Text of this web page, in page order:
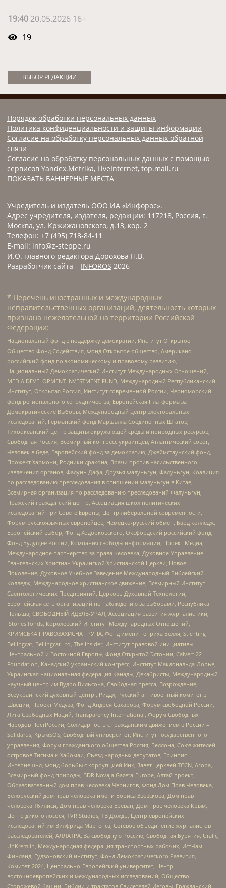
19:40 20.05.2026 16+
19
ВЫБОР РЕДАКЦИИ
Порядок обработки персональных данных
Политика конфиденциальности и защиты информации
Согласие на обработку персональных данных обратной
связи
Согласие на обработку персональных данных с помощью
сервисов Yandex.Metrika, LiveInternet, top.mail.ru
ПОКАЗАТЬ БАННЕРНЫЕ МЕСТА
Учредитель и издатель ООО ИА «Инфорос».
Адрес учредителя, издателя, редакции: 117218, Россия, г.
Москва, ул. Кржижановского, д.13, кор. 2
Телефон: +7 (495) 718-84-11
E-mail: info@z-steppe.ru
И.О. главного редактора Дорохова Н.В.
Разработчик сайта – INFOROS 2026
* Перечень иностранных и международных
неправительственных организаций, деятельность которых
признана нежелательной на территории Российской
Федерации:
Национальный фонд в поддержку демократии, Институт Открытое
Общество Фонд Содействия, Фонд Открытое общество, Американо-
российский фонд по экономическому и правовому развитию,
Национальный Демократический Институт Международных Отношений,
MEDIA DEVELOPMENT INVESTMENT FUND, Международный Республиканский
Институт, Открытая Россия, Институт современной России, Черноморский
фонд регионального сотрудничества, Европейская Платформа за
Демократические Выборы, Международный центр электоральных
исследований, Германский фонд Маршалла Соединенных Штатов,
Тихоокеанский центр защиты окружающей среды и природных ресурсов,
Свободная Россия, Всемирный конгресс украинцев, Атлантический совет,
Человек в беде, Европейский фонд за демократию, Джеймстаунский фонд,
Прожект Хармони, Родники дракона, Врачи против насильственного
извлечения органов, Фалунь Дафа, Друзья Фалуньгун, Фалуньгун, Коалиция
по расследованию преследования в отношении Фалуньгун в Китае,
Всемирная организация по расследованию преследований Фалуньгун,
Пражский гражданский центр, Ассоциация школ политических
исследований при Совете Европы, Центр либеральной современности,
Форум русскоязычных европейцев, Немецко-русский обмен, Бард колледж,
Европейский выбор, Фонд Ходорковского, Оксфордский российский фонд,
Фонд Будущее России, Компания свободы информации, Проект Медиа,
Международное партнерство за права человека, Духовное Управление
Евангельских Христиан Украинской Христианской Церкви, Новое
Поколение, Духовное Учебное Заведение Международный Библейский
Колледж, Международное христианское движение, Всемирный Институт
Саентологических Предприятий, Церковь Духовной Технологии,
Европейская сеть организаций по наблюдению за выборами, Республика
Польша, СВОБОДНЫЙ ИДЕЛЬ-УРАЛ, Ассоциация развития журналистики,
IStories fonds, Королевский Институт Международных Отношений,
КРИМСЬКА ПРАВОЗАХИСНА ГРУПА, Фонд имени Генриха Бёлля, Stichting
Bellingcat, Bellingcat Ltd, The Insider, Институт правовой инициативы
Центральной и Восточной Европы, Фонд Открытой Эстонии, Calvert 22
Foundation, Канадский украинский конгресс, Институт Макдональда-Лорье,
Украинская национальная федерация Канады, Декабристы, Международный
научный центр им Вудро Вильсона, Свободная пресса, Возрождение,
Всеукраинский духовный центр , Риддл, Русский антивоенный комитет в
Швеции, Проект Медуза, Фонд Андрея Сахарова, Форум свободной России,
Лига Свободных Наций, Transparеncy International, Форум Свободных
Народов ПостРоссии, Солидарность с гражданским движением в России –
Solidarus, КрымSOS, Свободный университет, Институт государственного
управления, Форум гражданского общества Россия, Беллона, Союз жителей
островов Тисима и Хабомаи, Съезд народных депутатов, Гринпис
Интернешнл, Фонд борьбы с коррупцией Инк, Завет церквей TCCN, Агора,
Всемирный фонд природы, BDR Novaja Gazeta-Europe, Алтай проект,
Образовательный дом прав человека Чернигов, Фонд Дом Прав Человека,
Белорусский дом прав человека имени Бориса Звозскова, Дом прав
человека Тбилиси, Дом прав человека Ереван, Дом прав человека Крым,
Центр дикого лосося, TVR Studios, ТВ Дождь, Центр европейских
исследований им Вилфрида Мартенса, Сетевое объединение журналистов
расследователей, АЛЛАТРА, За свободную Россию, Свободная Бурятия, Uralic,
UnKremlin, Международная федерация транспортных рабочих, ИстЧам
Финланд, Гудзоновский институт, Фонд Демократического Развития,
Комитет-2024, Центрально-Европейский университет, Центр
восточноевропейских и международных исследований, Общество
Сторожевой башни, Библии и трактатов Свидетелей Иеговы, Гражданский